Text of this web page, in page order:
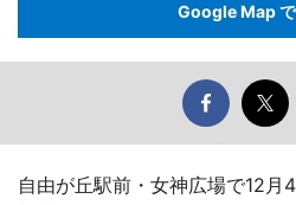
Google Map
自由が丘駅前・女神広場で12月